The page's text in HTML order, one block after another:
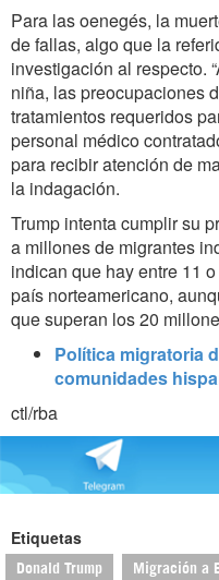
Para las oenegés, la
de fallas, algo que la
investigación al respecto.
niña, las preocupaciones
tratamientos requeridos
personal médico
para recibir atención de
la indagación.
Trump intenta cumplir su
a millones de migrantes
indican que hay entre 11
país norteamericano,
que superan los 20
Política migratoria
comunidades
ctl/rba
Etiquetas
Donald Trump Migración a